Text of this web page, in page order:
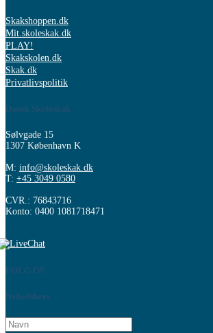
Skakshoppen.dk
Mit.skoleskak.dk
PLAY!
Skakskolen.dk
Skak.dk
Privatlivspolitik
Dansk Skoleskak
Sølvgade 15
1307 København K
M: info@skoleskak.dk
T: +45 3049 0580
CVR.: 76843716
Konto: 0400 1081718471
FØLG OS
Nyhedsbrev